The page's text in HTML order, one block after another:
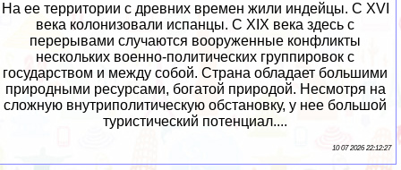
На ее территории с древних времен жили индейцы. С XVI
века колонизовали испанцы. С XIX века здесь с
перерывами случаются вооруженные конфликты
нескольких военно-политических группировок с
государством и между собой. Страна обладает большими
природными ресурсами, богатой природой. Несмотря на
сложную внутриполитическую обстановку, у нее большой
туристический потенциал....
10 07 2026 22:12:27